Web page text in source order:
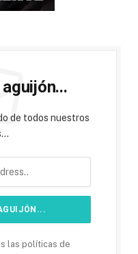
de todos nuestros
las políticas de